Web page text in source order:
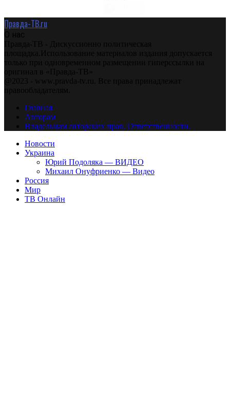
Правда-ТВ.ru
О нас
Правда-ТВ - Дискуссионно политическая
площадка.Использование материалов издания допускается
только при одновременном размещении гиперссылки на
оригинал в «Правда-ТВ»
@2023 - www.pravda-tv.ru. Все права принадлежат
правообладателям.
Главная
Авторам
Владельцам авторских прав. Ответственности.
Новости
Украина
Юрий Подоляка — ВИДЕО
Михаил Онуфриенко — Видео
Россия
Мир
ТВ Онлайн